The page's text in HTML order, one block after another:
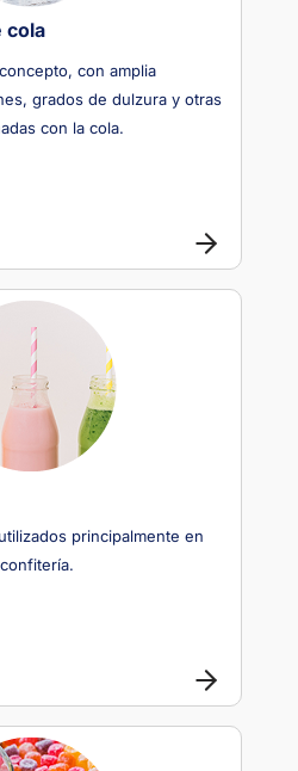
cola
con amplia
grados de dulzura y otras
con la cola.
principalmente en